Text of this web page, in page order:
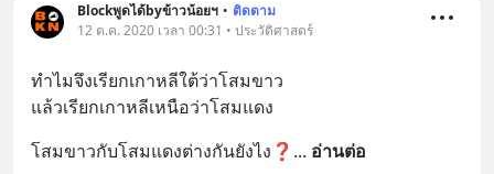
Blockพูดได้byข้าวน้อยฯ • ติดตาม
12 ต.ค. 2020 เวลา 00:31 • ประวัติศาสตร์
ทำไมจึงเรียกเกาหลีใต้ว่าโสมขาว
แล้วเรียกเกาหลีเหนือว่าโสมแดง
โสมขาวกับโสมแดงต่างกันยังไง❓ ... อ่านต่อ